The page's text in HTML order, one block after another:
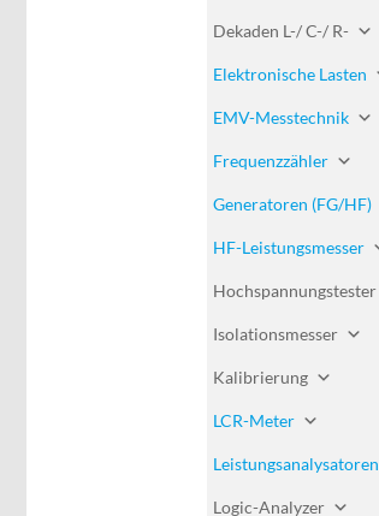
Dekaden L-/ C-/ R-
Elektronische Lasten
EMV-Messtechnik
Frequenzzähler
Generatoren (FG/HF)
HF-Leistungsmesser
Hochspannungstester
Isolationsmesser
Kalibrierung
LCR-Meter
Leistungsanalysatoren
Logic-Analyzer